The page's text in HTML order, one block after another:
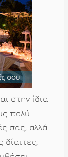
στην ίδια
πολύ
σας, αλλά
δίαιτες,